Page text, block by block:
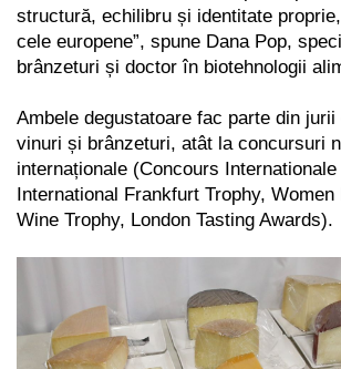
structură, echilibru și identitate
cele europene”, spune Dana Pop,
brânzeturi și doctor în biotehnologii
Ambele degustatoare fac parte din jurii
vinuri și brânzeturi, atât la concursuri
internaționale (Concours Internationale
International Frankfurt Trophy, Women
Wine Trophy, London Tasting Awards).